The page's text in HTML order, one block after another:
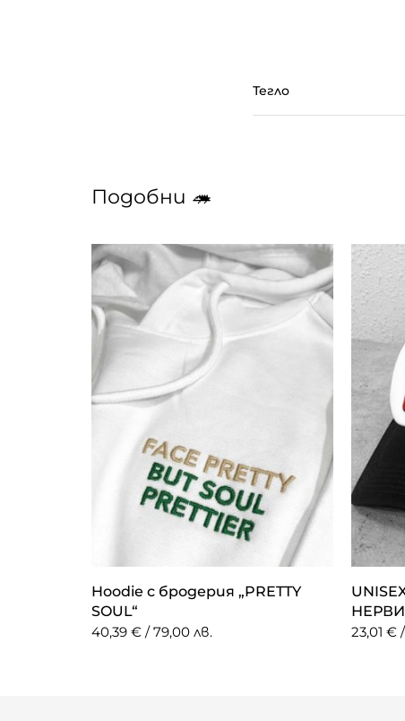
Тегло
Подобни 🦔
Hoodie с бродерия „PRETTY
SOUL“
40,39 € / 79,00 лв.
23,01 €